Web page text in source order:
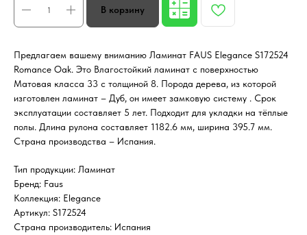
Предлагаем вашему вниманию Ламинат FAUS Elegance S172524
Romance Oak. Это Влагостойкий ламинат с поверхностью
Матовая класса 33 с толщиной 8. Порода дерева, из которой
изготовлен ламинат – Дуб, он имеет замковую систему . Срок
эксплуатации составляет 5 лет. Подходит для укладки на тёплые
полы. Длина рулона составляет 1182.6 мм, ширина 395.7 мм.
Страна производства – Испания.
Тип продукции: Ламинат
Бренд: Faus
Коллекция: Elegance
Артикул: S172524
Страна производитель: Испания